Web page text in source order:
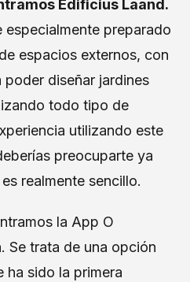
Edificius Laand.
preparado
espacios externos, con
diseñar jardines
todo tipo de
utilizando este
preocuparte ya
realmente sencillo.
la App O
Se trata de una opción
ha sido la primera